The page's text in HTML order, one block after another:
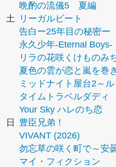
晩酌の流儀5 夏編
土
リーガルビート
告白ー25年目の秘密ー
永久少年-Eternal Boys-
リラの花咲くけものみ
夏色の雲が恋と嵐を巻
ミッドナイト屋台2～
タイムトラベルダディ
Your Sky ハレのち恋
日
豊臣兄弟！
VIVANT (2026)
勿忘草の咲く町で～安
マイ・フィクション